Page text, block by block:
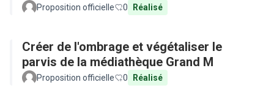
Proposition officielle 0 Réalisé
Créer de l'ombrage et végétaliser le
parvis de la médiathèque Grand M
Proposition officielle 0 Réalisé